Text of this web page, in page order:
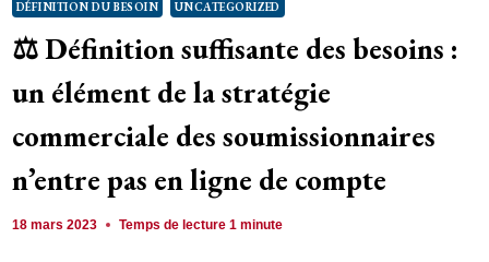
DÉFINITION DU BESOIN
UNCATEGORIZED
⚖️ Définition suffisante des besoins :
un élément de la stratégie
commerciale des soumissionnaires
n’entre pas en ligne de compte
18 mars 2023 Temps de lecture1 minute